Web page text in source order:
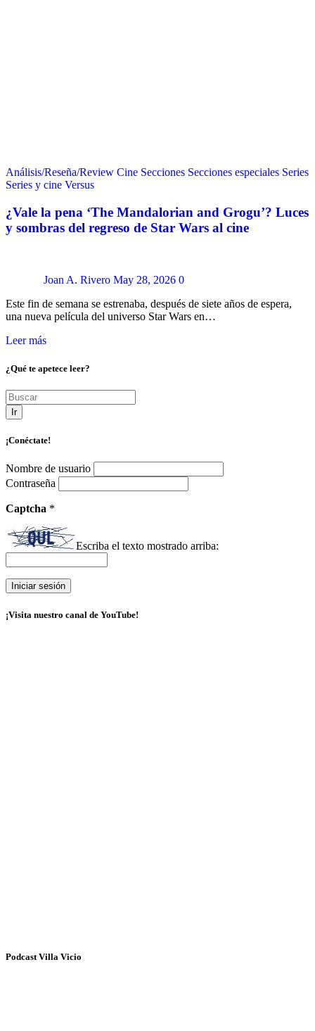
Análisis/Reseña/Review Cine Secciones Secciones especiales Series
Series y cine Versus
¿Vale la pena ‘The Mandalorian and Grogu’? Luces
y sombras del regreso de Star Wars al cine
Joan A. Rivero May 28, 2026 0
Este fin de semana se estrenaba, después de siete años de espera,
una nueva película del universo Star Wars en…
Leer más
¿Qué te apetece leer?
Ir
¡Conéctate!
Nombre de usuario
Contraseña
Captcha *
Escriba el texto mostrado arriba:
¡Visita nuestro canal de YouTube!
Podcast Villa Vicio